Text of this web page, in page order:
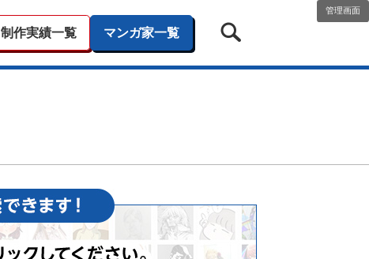
制作実績一覧 マンガ家一覧
管理画面